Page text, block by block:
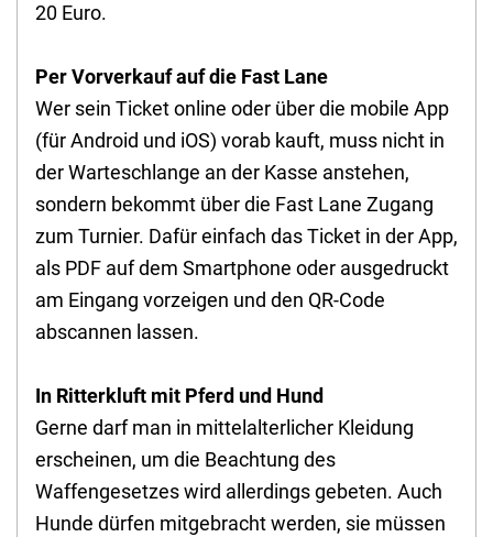
20 Euro.
Per Vorverkauf auf die Fast Lane
Wer sein Ticket online oder über die mobile App
(für Android und iOS) vorab kauft, muss nicht in
der Warteschlange an der Kasse anstehen,
sondern bekommt über die Fast Lane Zugang
zum Turnier. Dafür einfach das Ticket in der App,
als PDF auf dem Smartphone oder ausgedruckt
am Eingang vorzeigen und den QR-Code
abscannen lassen.
In Ritterkluft mit Pferd und Hund
Gerne darf man in mittelalterlicher Kleidung
erscheinen, um die Beachtung des
Waffengesetzes wird allerdings gebeten. Auch
Hunde dürfen mitgebracht werden, sie müssen